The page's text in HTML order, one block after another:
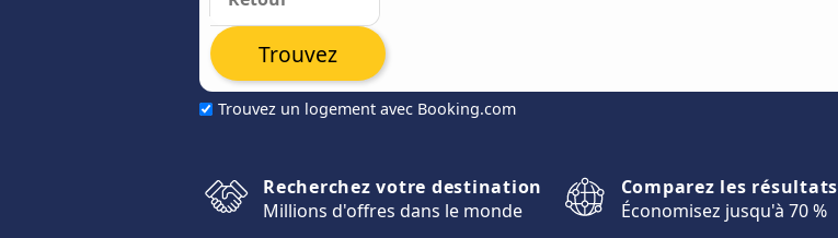
Trouvez un logement avec Booking.com
Trouvez
Recherchez votre destination
Millions d'offres dans le monde
Comparez les résultats
Économisez jusqu'à 70 %